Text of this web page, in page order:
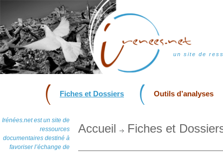
un site de
Fiches et Dossiers Outils d’analyses
Irénées.net est un site de
ressources
documentaires destiné à
favoriser l’échange de
Accueil Fiches et